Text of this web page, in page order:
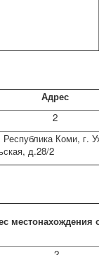
Адрес
2
Республика Коми, г.
д.28/2
местонахождения